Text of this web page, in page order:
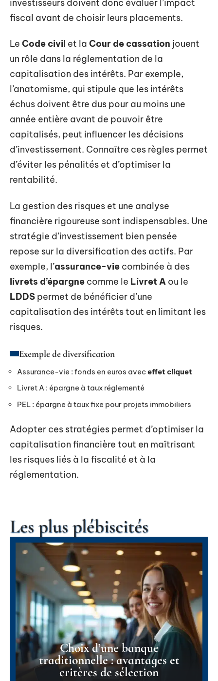
investisseurs doivent donc évaluer l’impact
fiscal avant de choisir leurs placements.
Le Code civil et la Cour de cassation jouent
un rôle dans la réglementation de la
capitalisation des intérêts. Par exemple,
l’anatomisme, qui stipule que les intérêts
échus doivent être dus pour au moins une
année entière avant de pouvoir être
capitalisés, peut influencer les décisions
d’investissement. Connaître ces règles permet
d’éviter les pénalités et d’optimiser la
rentabilité.
La gestion des risques et une analyse
financière rigoureuse sont indispensables. Une
stratégie d’investissement bien pensée
repose sur la diversification des actifs. Par
exemple, l’assurance-vie combinée à des
livrets d’épargne comme le Livret A ou le
LDDS permet de bénéficier d’une
capitalisation des intérêts tout en limitant les
risques.
Exemple de diversification
Assurance-vie : fonds en euros aveceffet cliquet
Livret A : épargne à taux réglementé
PEL : épargne à taux fixe pour projets immobiliers
Adopter ces stratégies permet d’optimiser la
capitalisation financière tout en maîtrisant
les risques liés à la fiscalité et à la
réglementation.
Les plus plébiscités
Choix d’une banque
traditionnelle : avantages et
critères de sélection